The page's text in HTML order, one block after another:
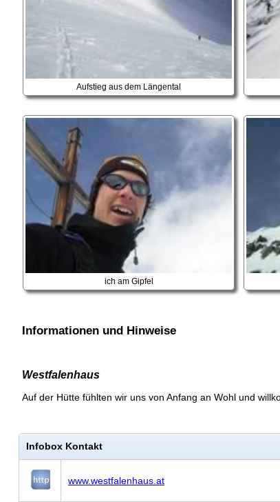
Aufstieg aus dem Längental
ich am Gipfel
Informationen und Hinweise
Westfalenhaus
Auf der Hütte fühlten wir uns von Anfang an Wohl und
Infobox Kontakt
www.westfalenhaus.at